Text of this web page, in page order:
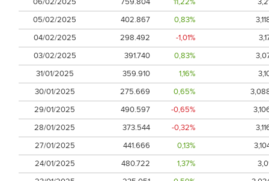
05/02/2025
402.867 0,83%
04/02/2025
298.492 -1,01%
03/02/2025
391.740 0,83%
31/01/2025
359.910 1,16%
30/01/2025
275.669 0,65%
29/01/2025
490.597 -0,65%
28/01/2025
373.544 -0,32%
27/01/2025
441.666 0,13%
24/01/2025
480.722 1,37%